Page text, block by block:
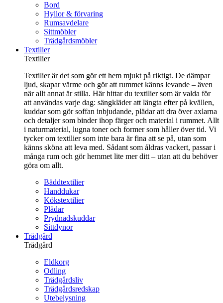
Bord
Hyllor & förvaring
Rumsavdelare
Sittmöbler
Trädgårdsmöbler
Textilier
Textilier
Textilier är det som gör ett hem mjukt på riktigt. De dämpar
ljud, skapar värme och gör att rummet känns levande – även
när allt annat är stilla. Här hittar du textilier som är valda för
att användas varje dag: sängkläder att längta efter på kvällen,
kuddar som gör soffan inbjudande, plädar att dra över axlarna
och detaljer som binder ihop färger och material i rummet. Allt
i naturmaterial, lugna toner och former som håller över tid. Vi
tycker om textilier som inte bara är fina att se på, utan som
känns sköna att leva med. Sådant som åldras vackert, passar i
många rum och gör hemmet lite mer ditt – utan att du behöver
göra om allt.
Bäddtextilier
Handdukar
Kökstextilier
Plädar
Prydnadskuddar
Sittdynor
Trädgård
Trädgård
Eldkorg
Odling
Trädgårdsliv
Trädgårdsredskap
Utebelysning